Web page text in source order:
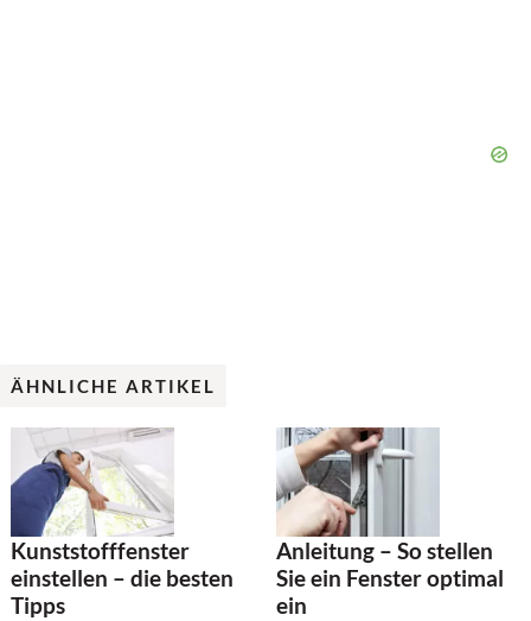
ÄHNLICHE ARTIKEL
Kunststofffenster
einstellen – die besten
Tipps
Anleitung – So stellen
Sie ein Fenster optimal
ein